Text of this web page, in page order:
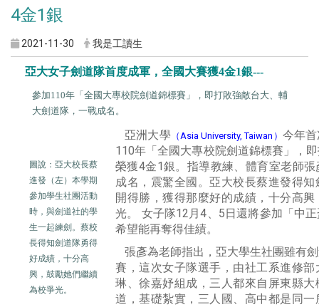
4金1銀
2021-11-30 我是工讀生
亞大女子劍道隊首度成軍，全國大賽獲4金1銀---
參加110年「全國大專校院劍道錦標賽」，即打敗強敵台大、輔
大劍道隊，一戰成名。
圖說： 亞大校長蔡
進發（左）本學期
參加學生社團活動
時，與劍道社的學
生一起練劍。蔡校
長得知劍道隊勇得
好成績，十分高
興，鼓勵她們繼續
為校爭光。
亞洲大學 （Asia University, Taiwan） 今年
110年「全國大專校院劍道錦標賽」，
榮獲4金1銀。指導教練、體育室老師
成名，震驚全國。亞大校長蔡進發得
開得勝，獲得那麼好的成績，十分高
光。 女子隊12月4、5日還將參加「中
希望能再奪得佳績。
張彥為老師指出，亞大學生社團雖有
賽，這次女子隊選手，由社工系進修
琳、徐嘉妤組成，三人都來自屏東縣
道，基礎紮實，三人國、高中都是同